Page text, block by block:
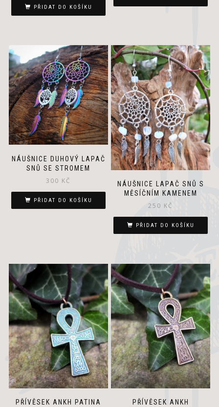
PŘIDAT DO KOŠÍKU
NÁUŠNICE DUHOVÝ LAPAČ
SNŮ SE STROMEM
300 KČ
PŘIDAT DO KOŠÍKU
NÁUŠNICE LAPAČ SNŮ S
MĚSÍČNÍM KAMENEM
250 KČ
PŘIDAT DO KOŠÍKU
PŘÍVĚSEK ANKH PATINA
PŘÍVĚSEK ANKH